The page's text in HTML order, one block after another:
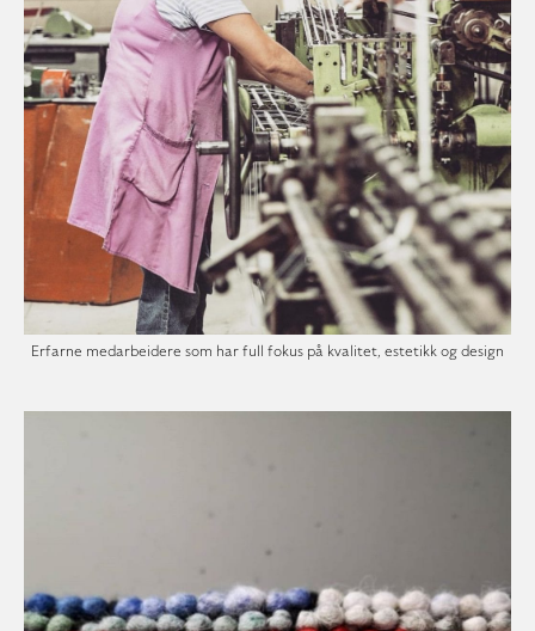
Erfarne medarbeidere som har full fokus på kvalitet, estetikk og design